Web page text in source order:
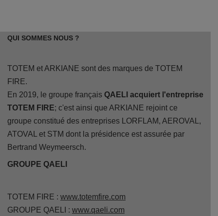
QUI SOMMES NOUS ?
TOTEM et ARKIANE sont des marques de TOTEM
FIRE.
En 2019, le groupe français QAELI acquiert l'entreprise
TOTEM FIRE; c'est ainsi que ARKIANE rejoint ce
groupe constitué des entreprises LORFLAM, AEROVAL,
ATOVAL et STM dont la présidence est assurée par
Bertrand Weymeersch.
GROUPE QAELI
TOTEM FIRE : www.totemfire.com
GROUPE QAELI : www.qaeli.com